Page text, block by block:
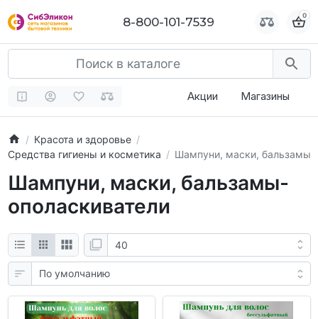
8-800-101-7539 0
Акции Магазины
Красота и здоровье
Средства гигиены и косметика
Шампуни, маски, бальзамы
Шампуни, маски, бальзамы-
ополаскиватели
8-800-101-7539 0